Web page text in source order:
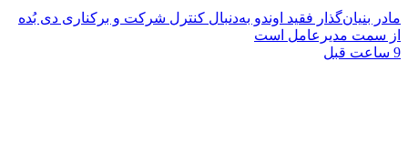
مادر بنیان‌گذار فقید اوندو به‌دنبال کنترل شرکت و برکناری دی بُده
از سمت مدیرعامل است
9 ساعت قبل